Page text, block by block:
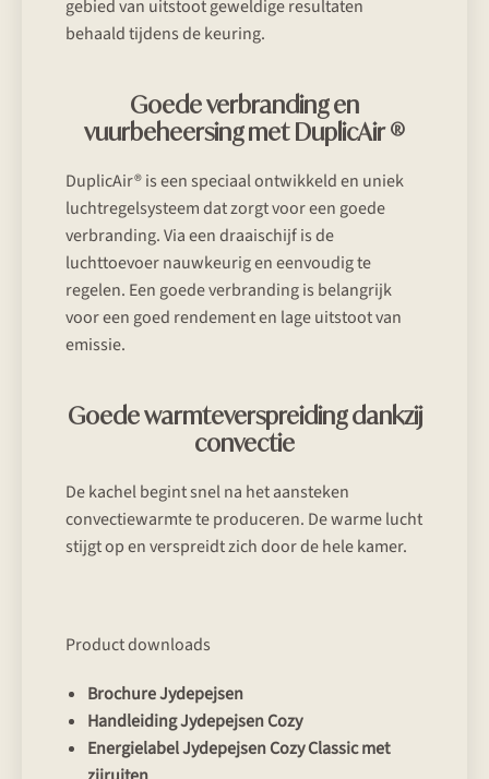
gebied van uitstoot geweldige resultaten
behaald tijdens de keuring.
Goede verbranding en
vuurbeheersing met DuplicAir ®
DuplicAir® is een speciaal ontwikkeld en uniek
luchtregelsysteem dat zorgt voor een goede
verbranding. Via een draaischijf is de
luchttoevoer nauwkeurig en eenvoudig te
regelen. Een goede verbranding is belangrijk
voor een goed rendement en lage uitstoot van
emissie.
Goede warmteverspreiding dankzij
convectie
De kachel begint snel na het aansteken
convectiewarmte te produceren. De warme lucht
stijgt op en verspreidt zich door de hele kamer.
Product downloads
Brochure Jydepejsen
Handleiding Jydepejsen Cozy
Energielabel Jydepejsen Cozy Classic met